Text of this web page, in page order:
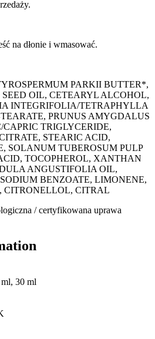
na dłonie i wmasować.
PARKII BUTTER*,
OIL, CETEARYL ALCOHOL,
INTEGRIFOLIA/TETRAPHYLLA
PRUNUS AMYGDALUS
TRIGLYCERIDE,
STEARIC ACID,
SOLANUM TUBEROSUM PULP
TOCOPHEROL, XANTHAN
ANGUSTIFOLIA OIL,
BENZOATE, LIMONENE,
CITRAL
/ certyfikowana uprawa
30 ml